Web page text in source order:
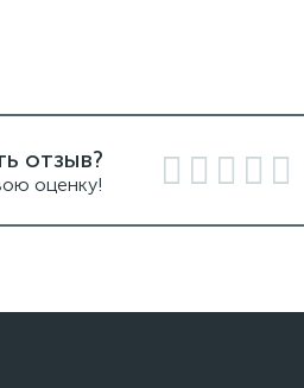
отзыв?
оценку!